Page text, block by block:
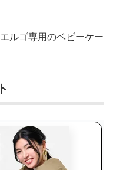
ルゴ専用のベビーケー